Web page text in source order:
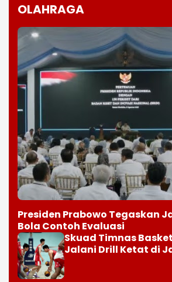
OLAHRAGA
Presiden Prabowo Tegaskan
Bola Contoh Evaluasi
Skuad Timnas
Jalani Drill Ketat di